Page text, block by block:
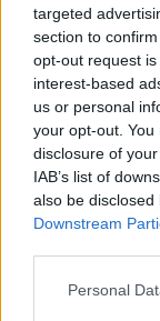
targeted
section to
opt-out request
interest-based
us or personal
your opt-out.
disclosure of
IAB’s list of
also be
Downstream
Personal
A Johns
az USA-ban
mostanra
mostanra 82
amerikai
fiatalabb rétegei
egészségügyi
KEDVES
A keresett